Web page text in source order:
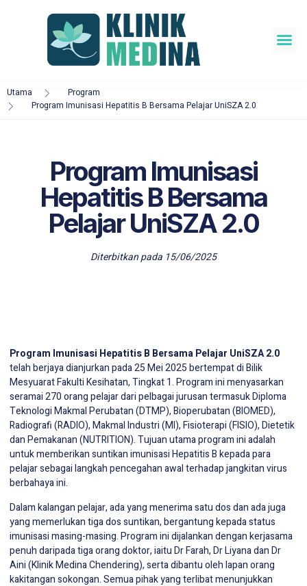
Utama
Program
Program Imunisasi Hepatitis B Bersama Pelajar UniSZA 2.0
Program Imunisasi
Hepatitis B Bersama
Pelajar UniSZA 2.0
Diterbitkan pada 15/06/2025
Program Imunisasi Hepatitis B Bersama Pelajar UniSZA 2.0
telah berjaya dianjurkan pada 25 Mei 2025 bertempat di Bilik
Mesyuarat Fakulti Kesihatan, Tingkat 1. Program ini menyasarkan
seramai 270 orang pelajar dari pelbagai jurusan termasuk Diploma
Teknologi Makmal Perubatan (DTMP), Bioperubatan (BIOMED),
Radiografi (RADIO), Makmal Industri (MI), Fisioterapi (FISIO), Dietetik
dan Pemakanan (NUTRITION). Tujuan utama program ini adalah
untuk memberikan suntikan imunisasi Hepatitis B kepada para
pelajar sebagai langkah pencegahan awal terhadap jangkitan virus
berbahaya ini.
Dalam kalangan pelajar, ada yang menerima satu dos dan ada juga
yang memerlukan tiga dos suntikan, bergantung kepada status
imunisasi masing-masing. Program ini dijalankan dengan kerjasama
penuh daripada tiga orang doktor, iaitu Dr Farah, Dr Liyana dan Dr
Aini (Klinik Medina Chendering), serta dibantu oleh lapan orang
kakitangan sokongan. Semua pihak yang terlibat menunjukkan